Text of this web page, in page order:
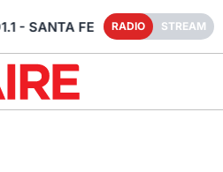
- SANTA FE RADIO STREAM